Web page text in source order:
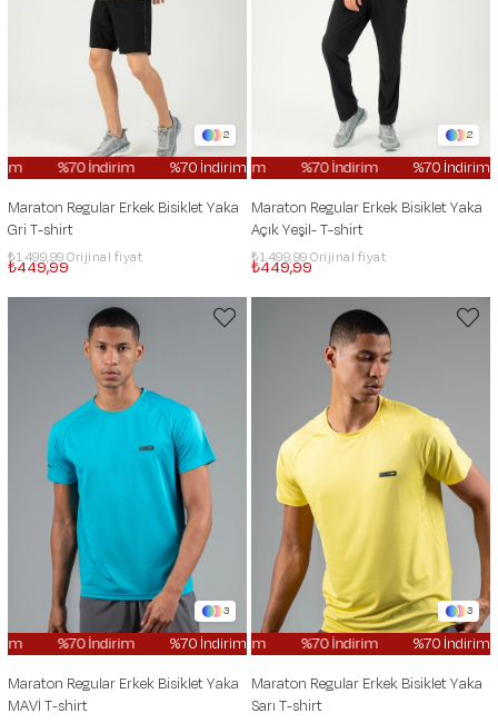
2
%70 İndirim %70 İndirim %70 İndirim %70 İndirim
Maraton Regular Erkek Bisiklet Yaka
Gri T-shirt
₺449,99
₺1.499,99
2
%70 İndirim %70 İndirim
%70 İndirim
Maraton Regular Erkek Bisiklet Yaka
Açık Yeşil- T-shirt
₺449,99
₺1.499,99
3
%70 İndirim %70 İndirim %70 İndirim %70 İndirim
Maraton Regular Erkek Bisiklet Yaka
MAVİ T-shirt
3
%70 İndirim %70 İndirim
%70 İndirim
Maraton Regular Erkek Bisiklet Yaka
Sarı T-shirt